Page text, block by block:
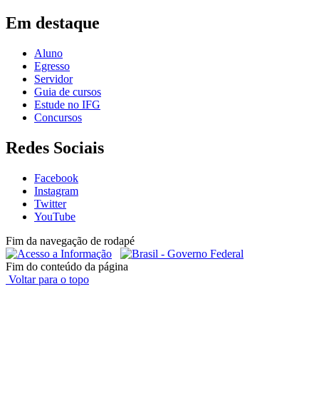
Em destaque
Aluno
Egresso
Servidor
Guia de cursos
Estude no IFG
Concursos
Redes Sociais
Facebook
Instagram
Twitter
YouTube
Fim da navegação de rodapé
Fim do conteúdo da página
Voltar para o topo